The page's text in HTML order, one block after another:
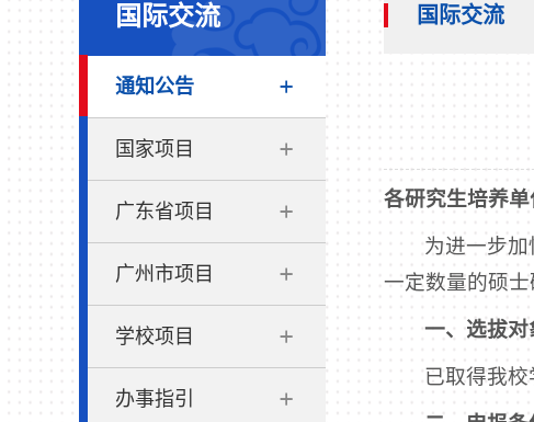
国际交流
通知公告
国家项目
广东省项目
广州市项目
学校项目
办事指引
国际交流
各研究生培养单
为进一步
一定数量的硕
一、选拔对
已取得我校